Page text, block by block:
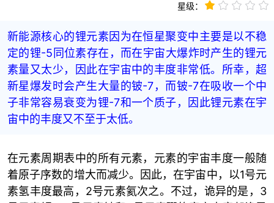
星级：
新能源核心的锂元素因为在恒星聚变中主要是以不稳
定的锂-5同位素存在，而在宇宙大爆炸时产生的锂元
素量又太少，因此在宇宙中的丰度非常低。所幸，超
新星爆发时会产生大量的铍-7，而铍-7在吸收一个中
子非常容易衰变为锂-7和一个质子，因此锂元素在宇
宙中的丰度又不至于太低。
在元素周期表中的所有元素，元素的宇宙丰度一般随
着原子序数的增大而减少。因此，在宇宙中，以1号元
素氢丰度最高，2号元素氦次之。不过，诡异的是，3